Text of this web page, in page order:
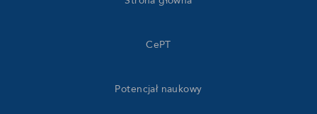
CePT
Potencjał naukowy